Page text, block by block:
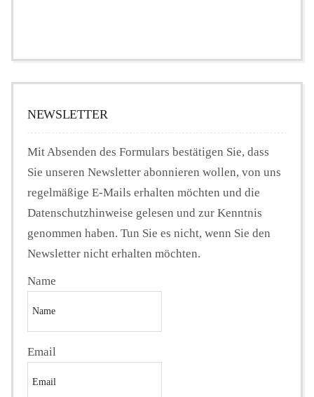
NEWSLETTER
Mit Absenden des Formulars bestätigen Sie, dass
Sie unseren Newsletter abonnieren wollen, von uns
regelmäßige E-Mails erhalten möchten und die
Datenschutzhinweise gelesen und zur Kenntnis
genommen haben. Tun Sie es nicht, wenn Sie den
Newsletter nicht erhalten möchten.
Name
Email